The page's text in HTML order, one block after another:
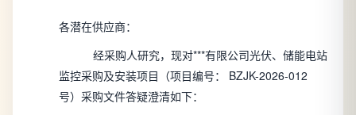
各潜在供应商：
经采购人研究，现对***有限公司光伏、储能电站
监控采购及安装项目（项目编号： BZJK-2026-012
号）采购文件答疑澄清如下：